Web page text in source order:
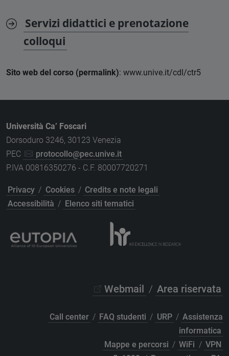
Servizi didattici e prenotazione
colloqui
Sito web del corso (permalink): www.unive.it/cdl/ctr5
Università Ca’ Foscari
Dorsoduro 3246, 30123 Venezia
PEC
protocollo@pec.unive.it
P.IVA 00816350276 - C.F. 80007720271
Privacy / Cookies / Credits e note legali
Accessibilità / Elenco siti tematici
Webmail / Area riservata
Call center / FAQ studenti / URP / Assistenza
informatica
Mappe e percorsi / WiFi / VPN